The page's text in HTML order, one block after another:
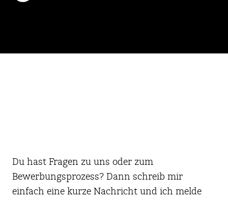
Du hast Fragen zu uns oder zum
Bewerbungsprozess? Dann schreib mir
einfach eine kurze Nachricht und ich melde